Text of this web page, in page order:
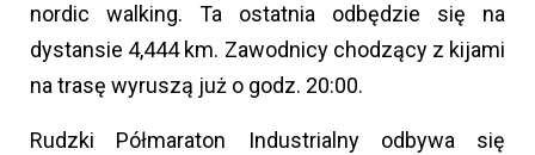
nordic walking. Ta ostatnia odbędzie się na
dystansie 4,444 km. Zawodnicy chodzący z kijami
na trasę wyruszą już o godz. 20:00.
Rudzki Półmaraton Industrialny odbywa się